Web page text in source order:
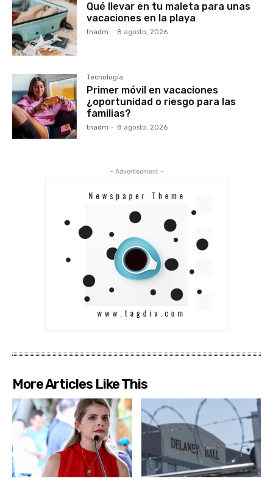
Qué llevar en tu maleta para unas
vacaciones en la playa
tnadm - 8 agosto, 2026
Tecnología
Primer móvil en vacaciones
¿oportunidad o riesgo para las
familias?
tnadm - 8 agosto, 2026
- Advertisement -
More Articles Like This